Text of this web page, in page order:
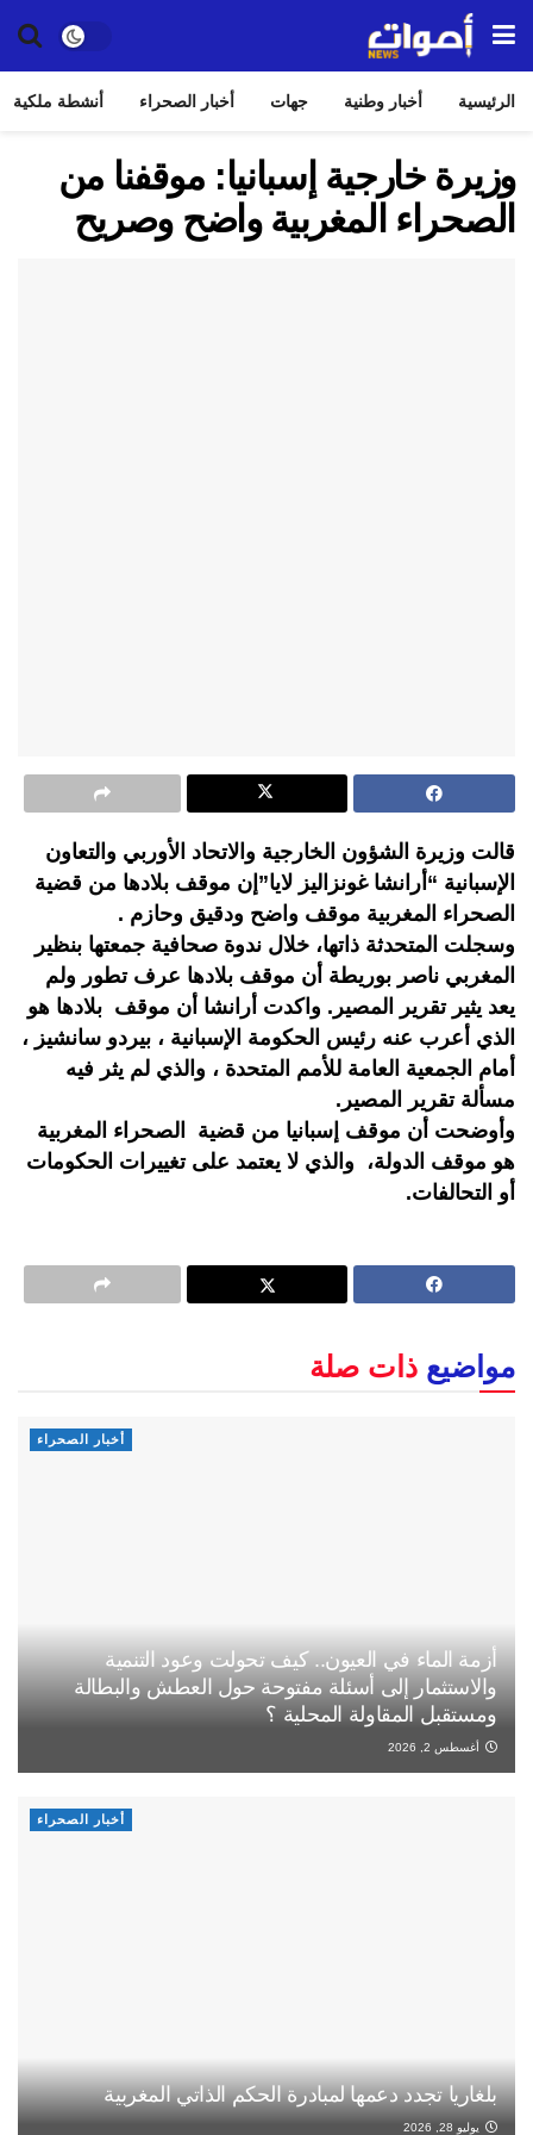
الرئيسية أخبار وطنية جهات أخبار الصحراء أنشطة ملكية
وزيرة خارجية إسبانيا: موقفنا من
الصحراء المغربية واضح وصريح
قالت وزيرة الشؤون الخارجية والاتحاد الأوربي والتعاون
الإسبانية “أرانشا غونزاليز لايا”إن موقف بلادها من قضية
الصحراء المغربية موقف واضح ودقيق وحازم .
وسجلت المتحدثة ذاتها، خلال ندوة صحافية جمعتها بنظير
المغربي ناصر بوريطة أن موقف بلادها عرف تطور ولم
يعد يثير تقرير المصير. واكدت أرانشا أن موقف بلادها هو
الذي أعرب عنه رئيس الحكومة الإسبانية ، بيردو سانشيز ،
أمام الجمعية العامة للأمم المتحدة ، والذي لم يثر فيه
مسألة تقرير المصير.
وأوضحت أن موقف إسبانيا من قضية الصحراء المغربية
هو موقف الدولة، والذي لا يعتمد على تغييرات الحكومات
أو التحالفات.
مواضيع ذات صلة
أخبار الصحراء
أزمة الماء في العيون.. كيف تحولت وعود التنمية
والاستثمار إلى أسئلة مفتوحة حول العطش والبطالة
ومستقبل المقاولة المحلية ؟
أغسطس 2, 2026
أخبار الصحراء
بلغاريا تجدد دعمها لمبادرة الحكم الذاتي المغربية
يوليو 28, 2026